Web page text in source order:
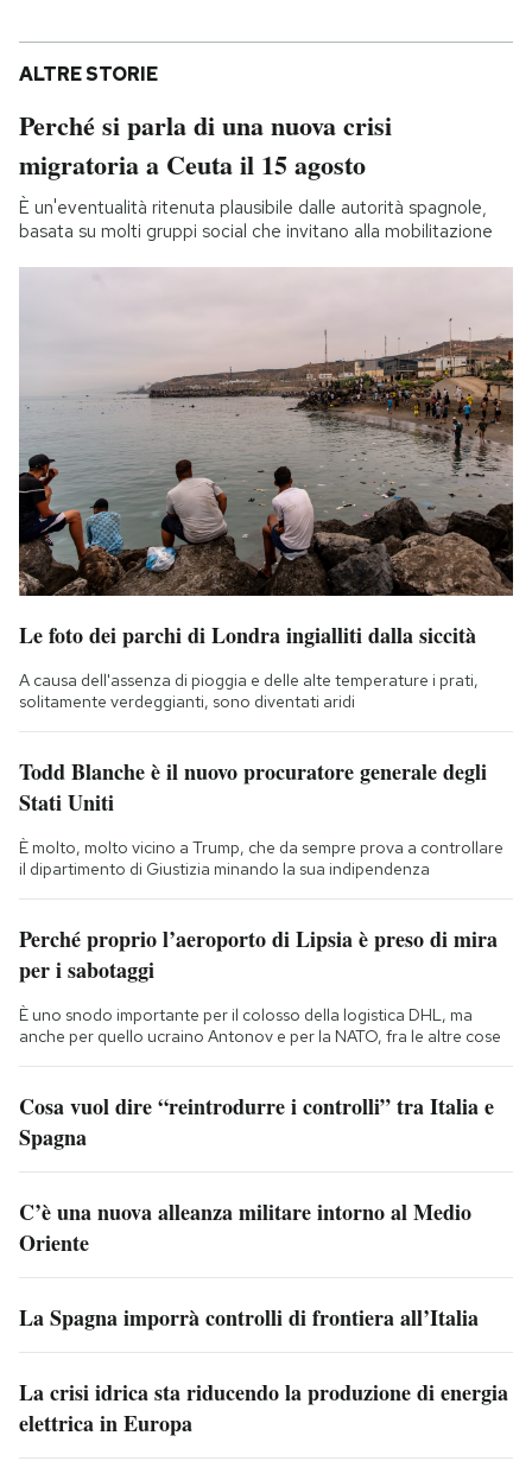
ALTRE STORIE
Perché si parla di una nuova crisi
migratoria a Ceuta il 15 agosto
È un'eventualità ritenuta plausibile dalle autorità spagnole,
basata su molti gruppi social che invitano alla mobilitazione
Le foto dei parchi di Londra ingialliti dalla siccità
A causa dell'assenza di pioggia e delle alte temperature i prati,
solitamente verdeggianti, sono diventati aridi
Todd Blanche è il nuovo procuratore generale degli
Stati Uniti
È molto, molto vicino a Trump, che da sempre prova a controllare
il dipartimento di Giustizia minando la sua indipendenza
Perché proprio l’aeroporto di Lipsia è preso di mira
per i sabotaggi
È uno snodo importante per il colosso della logistica DHL, ma
anche per quello ucraino Antonov e per la NATO, fra le altre cose
Cosa vuol dire “reintrodurre i controlli” tra Italia e
Spagna
C’è una nuova alleanza militare intorno al Medio
Oriente
La Spagna imporrà controlli di frontiera all’Italia
La crisi idrica sta riducendo la produzione di energia
elettrica in Europa